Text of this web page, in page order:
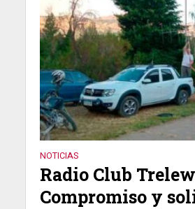
NOTICIAS
Radio Club
Compromiso y